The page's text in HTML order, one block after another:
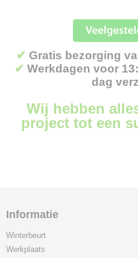
✔ Gratis bezorging
✔ Werkdagen voor
dag
Wij hebben
project tot een
Informatie
Winterbeurt
Werkplaats